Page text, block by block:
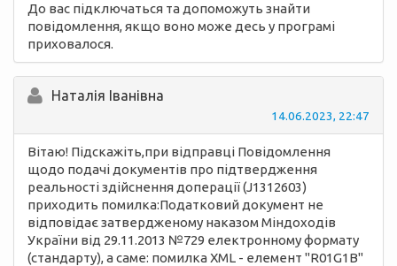
До вас підключаться та допоможуть знайти
повідомлення, якщо воно може десь у програмі
приховалося.
Наталія Іванівна
14.06.2023, 22:47
Вітаю! Підскажіть,при відправці Повідомлення
щодо подачі документів про підтвердження
реальності здійснення доперації (J1312603)
приходить помилка:Податковий документ не
відповідає затвердженому наказом Міндоходів
України від 29.11.2013 №729 електронному формату
(стандарту), а саме: помилка XML - елемент "R01G1B"